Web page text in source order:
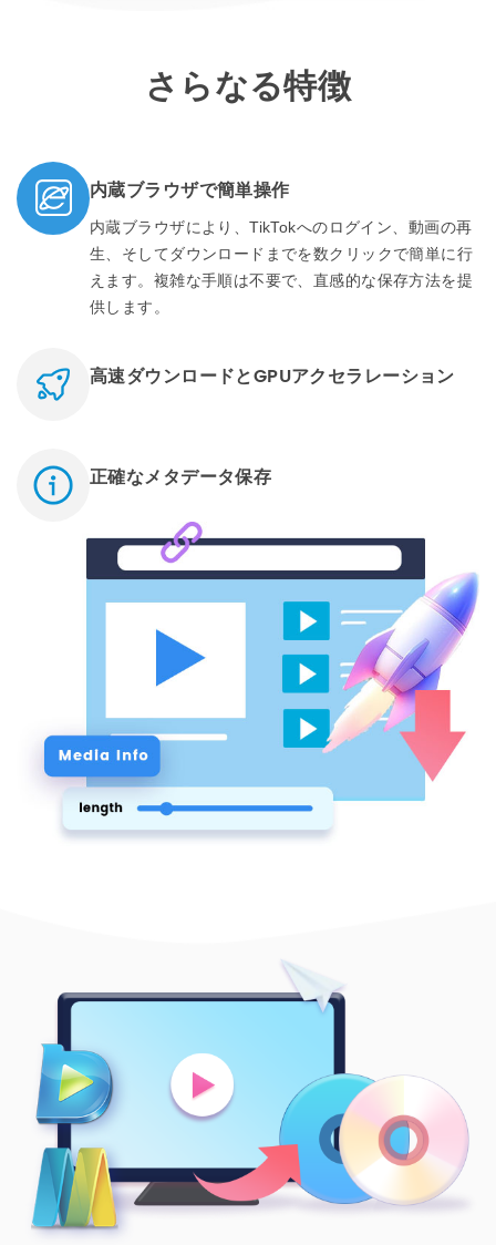
さらなる特徴
内蔵ブラウザで簡単操作
内蔵ブラウザにより、TikTokへのログイン、動画の再
生、そしてダウンロードまでを数クリックで簡単に行
えます。複雑な手順は不要で、直感的な保存方法を提
供します。
高速ダウンロードとGPUアクセラレーション
正確なメタデータ保存